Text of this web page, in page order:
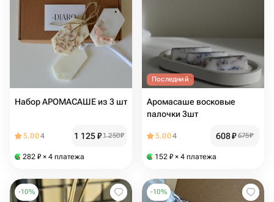
Набор АРОМАСАШЕ из 3 шт
5.004 1 125₽1 250₽
282 ₽ × 4 платежа
Последний
Аромасаше восковые
палочки 3шт
5.004 608₽ 675₽
152 ₽ × 4 платежа
-10% -10%